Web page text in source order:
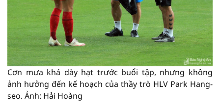
Cơn mưa khá dày hạt trước buổi tập, nhưng không
ảnh hưởng đến kế hoạch của thầy trò HLV Park Hang-
seo. Ảnh: Hải Hoàng